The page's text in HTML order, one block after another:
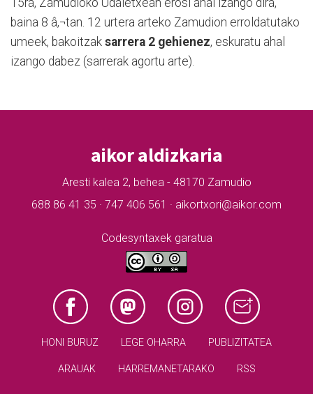
15ra, Zamudioko Udaletxean erosi ahal izango dira,
baina 8 â‚¬tan. 12 urtera arteko Zamudion erroldatutako
umeek, bakoitzak sarrera 2 gehienez, eskuratu ahal
izango dabez (sarrerak agortu arte).
aikor aldizkaria
Aresti kalea 2, behea - 48170 Zamudio
688 86 41 35 · 747 406 561 · aikortxori@aikor.com
Codesyntaxek garatua
HONI BURUZ LEGE OHARRA PUBLIZITATEA
ARAUAK HARREMANETARAKO RSS